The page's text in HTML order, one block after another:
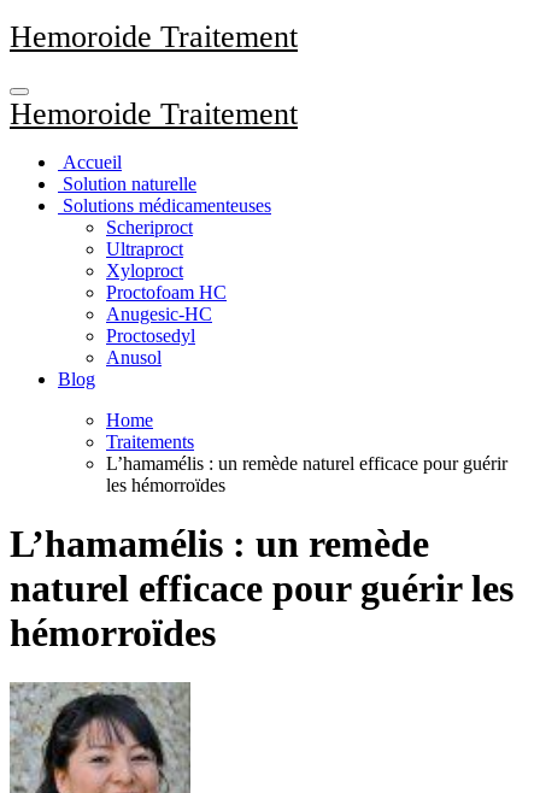
Aller
au
principal
Hemoroide Traitement
Hemoroide Traitement
Accueil
Solution naturelle
Solutions médicamenteuses
Scheriproct
Ultraproct
Xyloproct
Proctofoam HC
Anugesic-HC
Proctosedyl
Anusol
Blog
Home
Traitements
L’hamamélis : un remède naturel efficace pour guérir
les hémorroïdes
L’hamamélis : un remède
naturel efficace pour guérir les
hémorroïdes